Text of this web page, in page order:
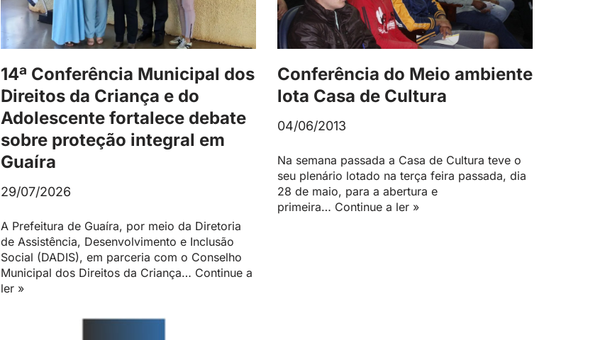
14ª Conferência Municipal dos
Direitos da Criança e do
Adolescente fortalece debate
sobre proteção integral em
Guaíra
29/07/2026
A Prefeitura de Guaíra, por meio da Diretoria
de Assistência, Desenvolvimento e Inclusão
Social (DADIS), em parceria com o Conselho
Municipal dos Direitos da Criança… Continue a
ler »
Conferência do Meio ambiente
lota Casa de Cultura
04/06/2013
Na semana passada a Casa de Cultura teve o
seu plenário lotado na terça feira passada, dia
28 de maio, para a abertura e
primeira… Continue a ler »